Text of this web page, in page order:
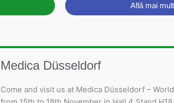
Află mai
Medica Düsseldorf
Come and visit us at Medica Düsseldorf –